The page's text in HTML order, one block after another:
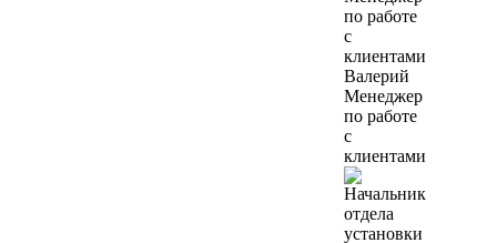
Валерий
Менеджер
по работе
с
клиентами